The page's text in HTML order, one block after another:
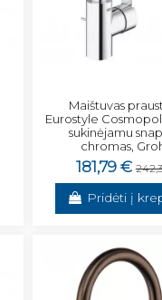
Maištuvas
Eurostyle
sukinėjamu
chromas,
181,79 €
Pridėti į